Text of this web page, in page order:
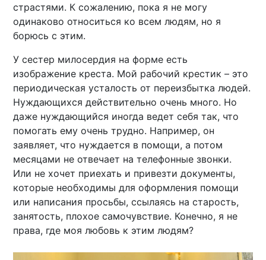
страстями. К сожалению, пока я не могу
одинаково относиться ко всем людям, но я
борюсь с этим.
У сестер милосердия на форме есть
изображение креста. Мой рабочий крестик – это
периодическая усталость от переизбытка людей.
Нуждающихся действительно очень много. Но
даже нуждающийся иногда ведет себя так, что
помогать ему очень трудно. Например, он
заявляет, что нуждается в помощи, а потом
месяцами не отвечает на телефонные звонки.
Или не хочет приехать и привезти документы,
которые необходимы для оформления помощи
или написания просьбы, ссылаясь на старость,
занятость, плохое самочувствие. Конечно, я не
права, где моя любовь к этим людям?